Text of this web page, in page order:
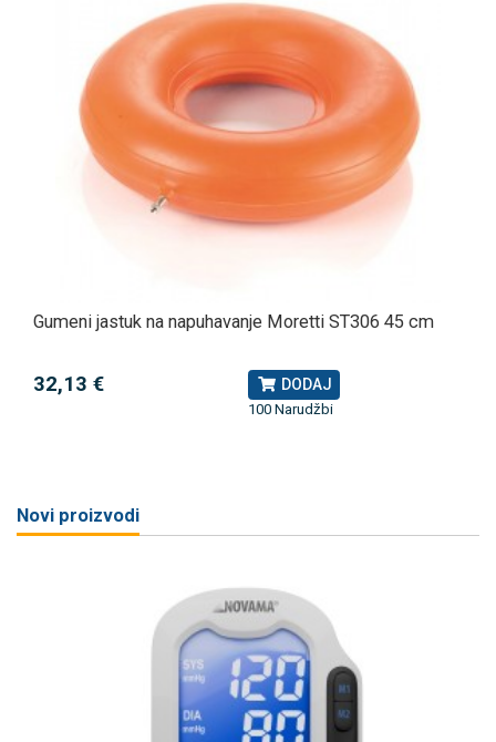
Gumeni jastuk na napuhavanje Moretti ST306 45 cm
32,13 € DODAJ
100 Narudžbi
Novi proizvodi